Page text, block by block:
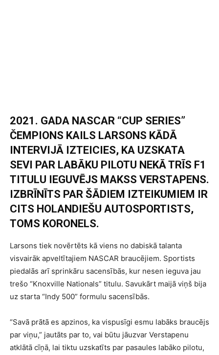
2021. GADA NASCAR “CUP SERIES”
ČEMPIONS KAILS LARSONS KĀDĀ
INTERVIJĀ IZTEICIES, KA UZSKATA
SEVI PAR LABĀKU PILOTU NEKĀ TRĪS F1
TITULU IEGUVĒJS MAKSS VERSTAPENS.
IZBRĪNĪTS PAR ŠĀDIEM IZTEIKUMIEM IR
CITS HOLANDIEŠU AUTOSPORTISTS,
TOMS KORONELS.
Larsons tiek novērtēts kā viens no dabiskā talanta
visvairāk apveltītajiem NASCAR braucējiem. Sportists
piedalās arī sprinkāru sacensībās, kur nesen ieguva jau
trešo “Knoxville Nationals” titulu. Savukārt maijā viņš bija
uz starta “Indy 500” formulu sacensībās.
“Savā prātā es apzinos, ka vispusīgi esmu labāks braucējs
par viņu,” jautāts par to, vai būtu jāuzvar Verstapenu
atklātā cīņā, lai tiktu uzskatīts par pasaules labāko pilotu,